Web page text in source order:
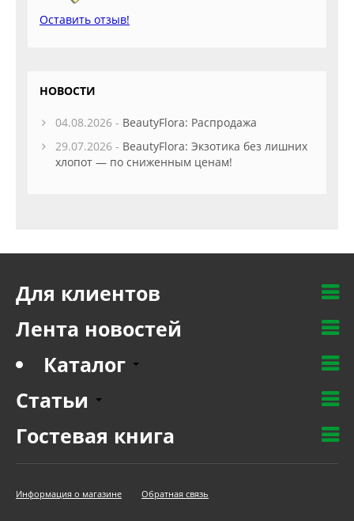
Оставить отзыв!
НОВОСТИ
04.08.2026 - BeautyFlora: Распродажа
29.07.2026 - BeautyFlora: Экзотика без лишних
хлопот — по сниженным ценам!
Для клиентов
Лента новостей
Каталог
Статьи
Гостевая книга
Информация о магазине Обратная связь